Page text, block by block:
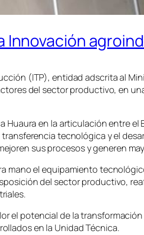
Innovación
(ITP), entidad adscrita al
del sector productivo, en
en la articulación entre el
tecnológica y el
sus procesos y generen
mano el equipamiento
del sector productivo,
el potencial de la
en la Unidad Técnica.